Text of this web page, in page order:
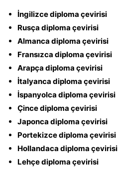
İngilizce diploma çevirisi
Rusça diploma çevirisi
Almanca diploma çevirisi
Fransızca diploma çevirisi
Arapça diploma çevirisi
İtalyanca diploma çevirisi
İspanyolca diploma çevirisi
Çince diploma çevirisi
Japonca diploma çevirisi
Portekizce diploma çevirisi
Hollandaca diploma çevirisi
Lehçe diploma çevirisi